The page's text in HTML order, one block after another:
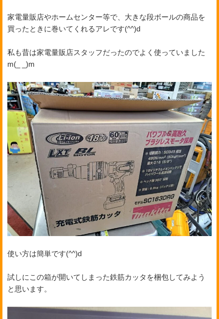
家電量販店やホームセンター等で、大きな段ボールの商品を
買ったときに巻いてくれるアレです(^^)d
私も昔は家電量販店スタッフだったのでよく使っていました
m(_ _)m
使い方は簡単です(^^)d
試しにこの箱が開いてしまった鉄筋カッタを梱包してみよう
と思います。